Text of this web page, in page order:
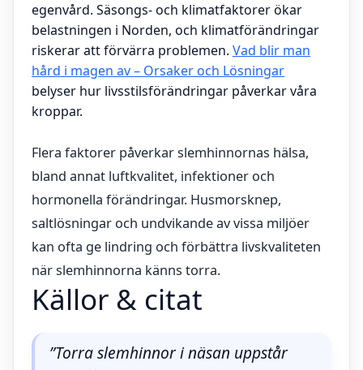
egenvård. Säsongs- och klimatfaktorer ökar
belastningen i Norden, och klimatförändringar
riskerar att förvärra problemen. Vad blir man
hård i magen av – Orsaker och Lösningar
belyser hur livsstilsförändringar påverkar våra
kroppar.
Flera faktorer påverkar slemhinnornas hälsa,
bland annat luftkvalitet, infektioner och
hormonella förändringar. Husmorsknep,
saltlösningar och undvikande av vissa miljöer
kan ofta ge lindring och förbättra livskvaliteten
när slemhinnorna känns torra.
Källor & citat
”Torra slemhinnor i näsan uppstår